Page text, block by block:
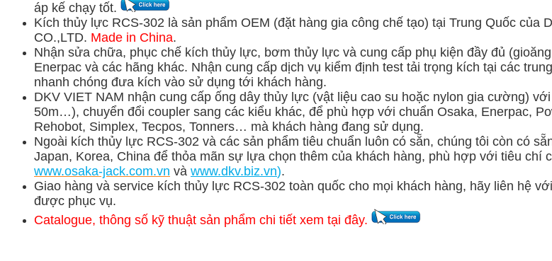
áp kế chạy tốt.
Kích thủy lực RCS-302 là sản phẩm OEM (đặt hàng gia công chế tạo) tại Trung Quốc của
CO.,LTD. Made in China.
Nhận sửa chữa, phục chế kích thủy lực, bơm thủy lực và cung cấp phụ kiện đầy đủ
Enerpac và các hãng khác. Nhận cung cấp dịch vụ kiểm định test tải trọng kích tại các
nhanh chóng đưa kích vào sử dụng tới khách hàng.
DKV VIET NAM nhận cung cấp ống dây thủy lực (vật liệu cao su hoặc nylon gia cường)
50m…), chuyển đổi coupler sang các kiểu khác, để phù hợp với chuẩn Osaka, Enerpac,
Rehobot, Simplex, Tecpos, Tonners… mà khách hàng đang sử dụng.
Ngoài kích thủy lực RCS-302 và các sản phẩm tiêu chuẩn luôn có sẵn, chúng tôi còn có
Japan, Korea, China để thỏa mãn sự lựa chọn thêm của khách hàng, phù hợp với tiêu chí
www.osaka-jack.com.vn và www.dkv.biz.vn).
Giao hàng và service kích thủy lực RCS-302 toàn quốc cho mọi khách hàng, hãy liên hệ
được phục vụ.
Catalogue, thông số kỹ thuật sản phẩm chi tiết xem tại đây.